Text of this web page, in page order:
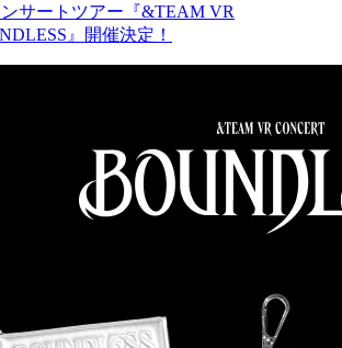
サートツアー『&TEAM VR
』開催決定！